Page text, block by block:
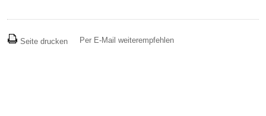
Seite drucken Per E-Mail weiterempfehlen